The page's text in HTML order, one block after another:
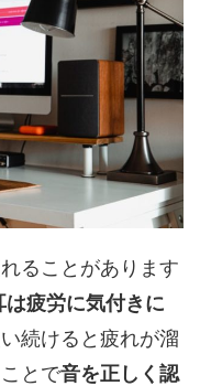
ることがあります
は疲労に気付きに
続けると疲れが溜
とで音を正しく認